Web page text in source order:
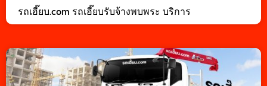
รถเฮี๊ยบ.com รถเฮี๊ยบรับจ้างพบพระ บริการ